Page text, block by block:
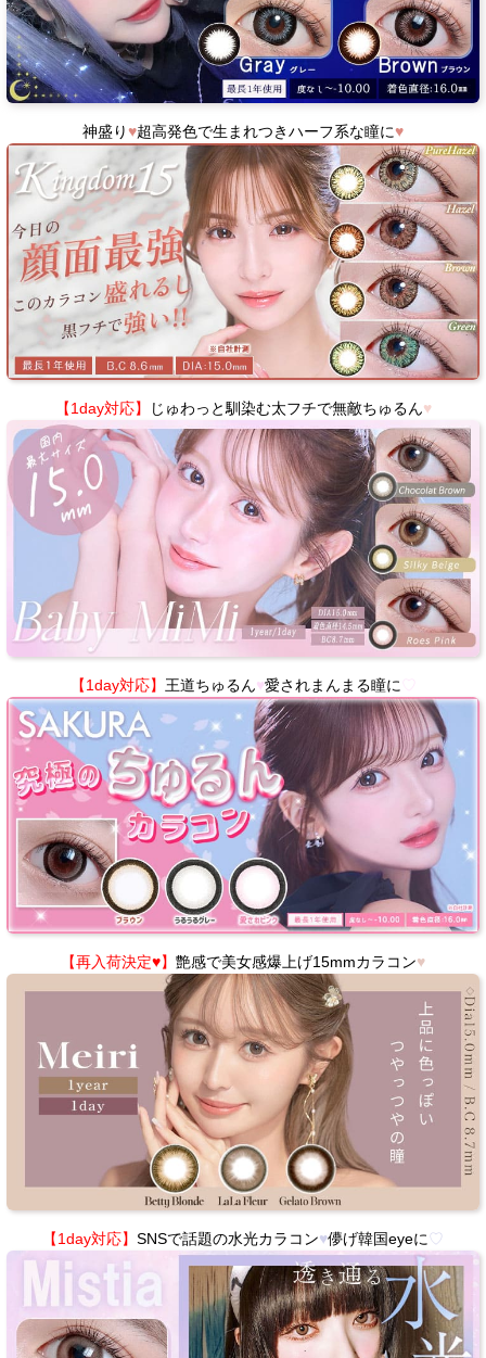
神盛り♥超高発色で生まれつきハーフ系な瞳に♥
【1day対応】 じゅわっと馴染む太フチで無敵ちゅるん♥
【1day対応】 王道ちゅるん♥愛されまんまる瞳に
【再入荷決定♥】 艶感で美女感爆上げ15mmカラコン♥
【1day対応】 SNSで話題の水光カラコン♥儚げ韓国eyeに♡